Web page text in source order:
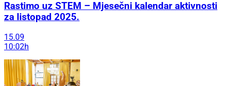
Rastimo uz STEM – Mjesečni kalendar aktivnosti
za listopad 2025.
15.09
10:02h